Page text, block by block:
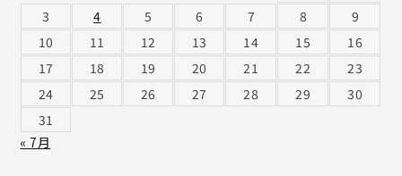
3
4 5 6 7 8
9
10
11 12 13 14 15
16
17
18 19 20 21 22
23
24
25 26 27 28 29
30
31
« 7月